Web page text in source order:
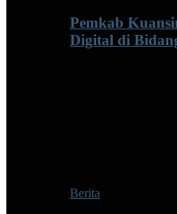
Pemkab
Digital di
Berita